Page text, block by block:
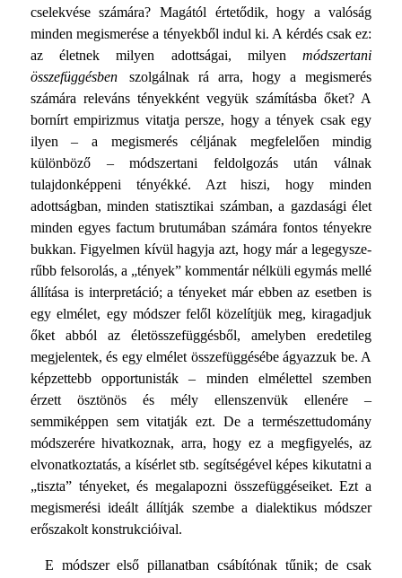
cselekvése számára? Magától értetődik, hogy a valóság
minden megisme­rése a tényekből indul ki. A kérdés csak ez:
az életnek mi­lyen adottságai, milyenmódszertani
összefüggésbenszolgál­nak rá arra, hogy a megismerés
számára releváns tényekként vegyük számításba őket? A
bornírt empirizmus vitatja per­sze, hogy a tények csak egy
ilyen – a megismerés céljának megfelelően mindig
különböző – módszertani feldolgozás után válnak
tulajdonképpeni tényékké. Azt hiszi, hogy minden
adottságban, minden statisztikai számban, a gazdasági élet
minden egyes factum brutumában számára fontos tényekre
bukkan. Figyelmen kívül hagyja azt, hogy már a legegysze­
rűbb felsorolás, a „tények” kommentár nélküli egymás mellé
állítása is interpretáció; a tényeket már ebben az esetben is
egy elmélet, egy módszer felől közelítjük meg, kiragadjuk
őket abból az életösszefüggésből, amelyben eredetileg
megje­lentek, és egy elmélet összefüggésébe ágyazzuk be. A
képzet­tebb opportunisták – minden elmélettel szemben
érzett ösz­tönös és mély ellenszenvük ellenére –
semmiképpen sem vi­tatják ezt. De a természettudomány
módszerére hivatkoznak, arra, hogy ez a megfigyelés, az
elvonatkoztatás, a kísérlet stb. segítségével képes kikutatni a
„tiszta” tényeket, és megala­pozni összefüggéseiket. Ezt a
megismerési ideált állítják szem­be a dialektikus módszer
erőszakolt konstrukcióival.
E módszer első pillanatban csábítónak tűnik; de csak